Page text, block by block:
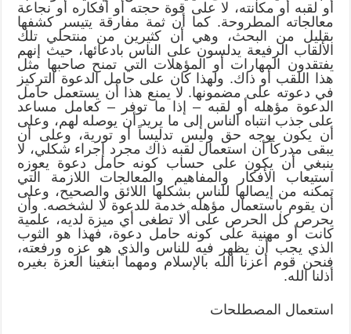
أو لقبه أو مكانته، لا على قوة حجته أو أفكاره أو نجاعة
معالجاته المطروحة. كما أن ثمة مفارقة يتيسر كشفها
بقليل من البحث، وهي أن كثيرين من منتحلي تلك
الألقاب الرفيعة يدلسون على الناس بادعائها، حيث إنهم
يفتقدون المهارات أو المؤهلات التي تمنح صاحبها مثل
هذا اللقب أو ذاك. ولهذا كان على حامل الدعوة التركيز
في دعوته على مضمونها. لا يمنع هذا أن يستعمل حامل
الدعوة مؤهله أو لقبه – إذا ما توفر – كعامل مساعد
على جذب انتباه الناس إلى ما يريد أن يوصله لهم، وعلى
أن يكون بوجه حق وليس تدليساً أو تورية، وعلى أن
يبقى مدركاً أن استعمال لقبه ذاك مجرد إجراء شكلي، لا
ينبغي أن يكون على حساب كونه حامل دعوة يعوزه
استيعاب الأفكار والمفاهيم والمعالجات اللازمة التي
تمكنه من إيصالها للناس بشكلها اللائق والصحيح، وعلى
أن يقوم باستعمال مؤهله خدمة للدعوة لا لشخصه. وأن
يحرص كل الحرص على ألا تطغى أي ميزة لديه، علمية
كانت أو مهنية على كونه حامل دعوة، فهذا هو الثوب
الذي يجب أن يظهر فيه للناس والذي هو عزه ورفعته،
فنحن قوم أعزنا الله بالإسلام ومهما ابتغينا العزة بغيره
أذلنا الله.
استعمال المصطلحات